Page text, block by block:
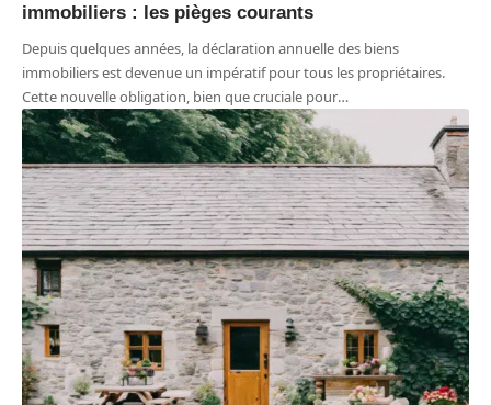
immobiliers : les pièges courants
Depuis quelques années, la déclaration annuelle des biens
immobiliers est devenue un impératif pour tous les propriétaires.
Cette nouvelle obligation, bien que cruciale pour…